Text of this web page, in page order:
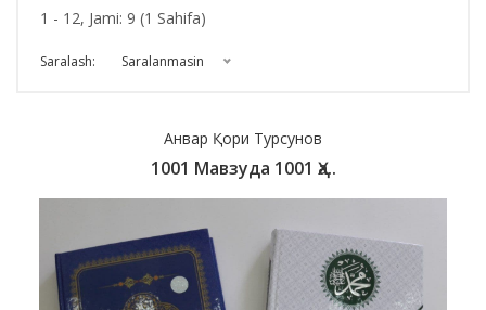
1 - 12, Jami: 9 (1 Sahifa)
Saralash: Saralanmasin
Анвар Қори Турсунов
1001 Мавзуда 1001 Ҳа..